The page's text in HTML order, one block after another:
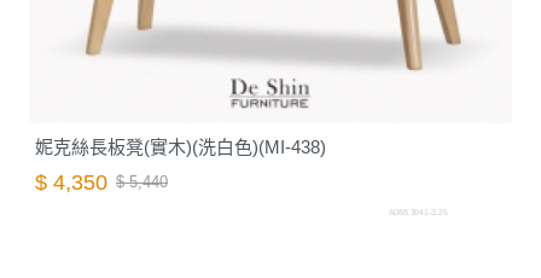
妮克絲長板凳(實木)(洗白色)(MI-438)
$ 4,350 $ 5,440
A088.3041-3.26